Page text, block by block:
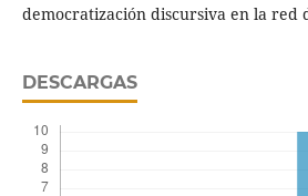
democratización discursiva en la red
DESCARGAS